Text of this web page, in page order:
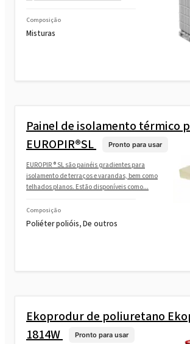
Composição
Misturas
Painel de isolamento térmico
EUROPIR®SL
Pronto para usar
EUROPIR ® SL são painéis gradientes para
isolamento de terraços e varandas, bem como
telhados planos. Estão disponíveis como...
Composição
Poliéter polióis, De outros
Ekoprodur de poliuretano
1814W
Pronto para usar